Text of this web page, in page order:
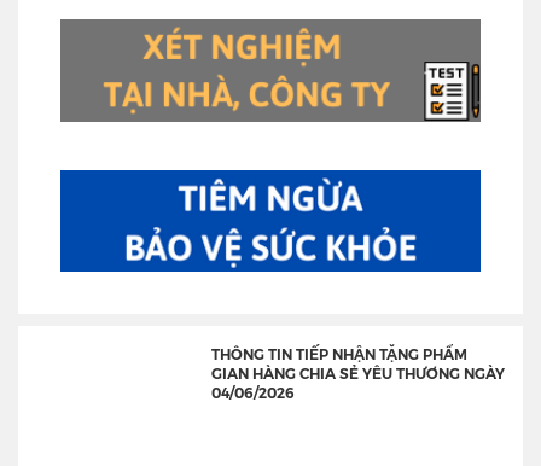
THÔNG TIN TIẾP NHẬN TẶNG PHẨM
GIAN HÀNG CHIA SẺ YÊU THƯƠNG NGÀY
04/06/2026